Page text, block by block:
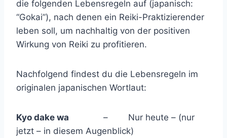
die folgenden Lebensregeln auf (japanisch:
“Gokai”), nach denen ein Reiki-Praktizierender
leben soll, um nachhaltig von der positiven
Wirkung von Reiki zu profitieren.
Nachfolgend findest du die Lebensregeln im
originalen japanischen Wortlaut:
Kyo dake wa
– Nur heute – (nur
jetzt – in diesem Augenblick)